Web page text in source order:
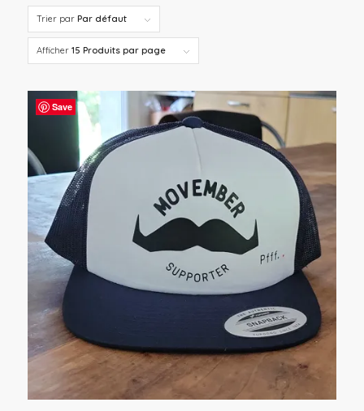
Trier par Par défaut
Afficher 15 Produits par page
Save